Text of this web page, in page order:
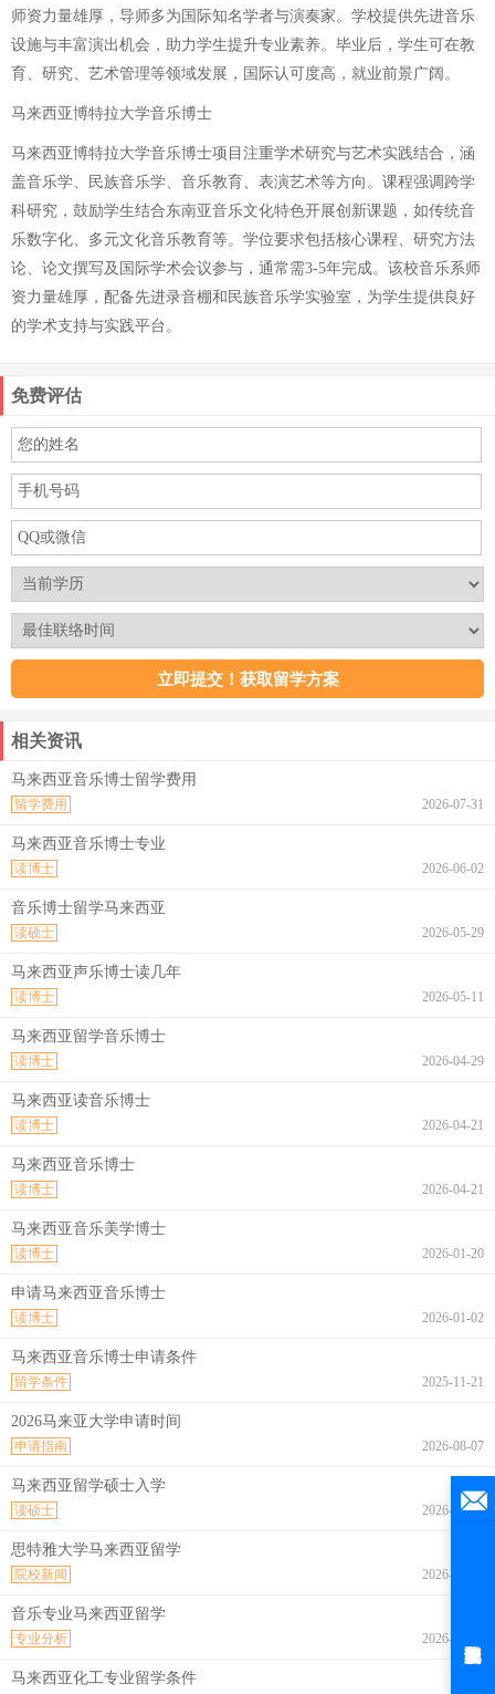
师资力量雄厚，导师多为国际知名学者与演奏家。学校提供先进音乐
设施与丰富演出机会，助力学生提升专业素养。毕业后，学生可在教
育、研究、艺术管理等领域发展，国际认可度高，就业前景广阔。
马来西亚博特拉大学音乐博士
马来西亚博特拉大学音乐博士项目注重学术研究与艺术实践结合，涵
盖音乐学、民族音乐学、音乐教育、表演艺术等方向。课程强调跨学
科研究，鼓励学生结合东南亚音乐文化特色开展创新课题，如传统音
乐数字化、多元文化音乐教育等。学位要求包括核心课程、研究方法
论、论文撰写及国际学术会议参与，通常需3-5年完成。该校音乐系师
资力量雄厚，配备先进录音棚和民族音乐学实验室，为学生提供良好
的学术支持与实践平台。
免费评估
相关资讯
马来西亚音乐博士留学费用
2026-07-31
留学费用
马来西亚音乐博士专业
2026-06-02
读博士
音乐博士留学马来西亚
2026-05-29
读硕士
马来西亚声乐博士读几年
2026-05-11
读博士
马来西亚留学音乐博士
2026-04-29
读博士
马来西亚读音乐博士
2026-04-21
读博士
马来西亚音乐博士
2026-04-21
读博士
马来西亚音乐美学博士
2026-01-20
读博士
申请马来西亚音乐博士
2026-01-02
读博士
马来西亚音乐博士申请条件
2025-11-21
留学条件
2026马来亚大学申请时间
2026-08-07
申请指南
马来西亚留学硕士入学
2026-08-07
读硕士
思特雅大学马来西亚留学
2026-08-07
院校新闻
音乐专业马来西亚留学
2026-08-07
专业分析
马来西亚化工专业留学条件